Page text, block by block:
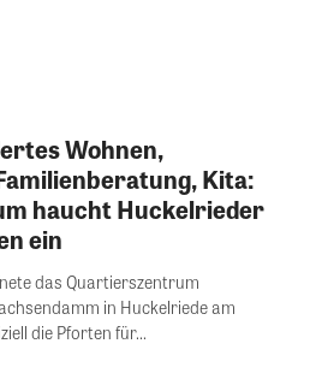
Wohnen,
Kita:
haucht Huckelrieder
ein
das Quartierszentrum
in Huckelriede am
die Pforten für...